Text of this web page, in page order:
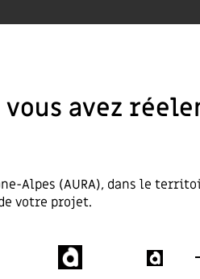
avez
Alpes (AURA), dans le
votre projet.